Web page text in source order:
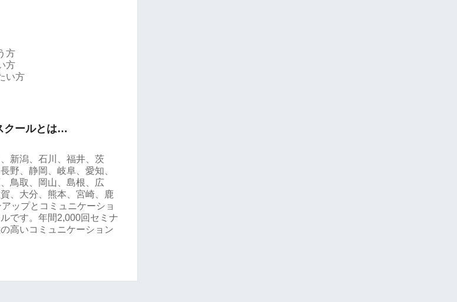
方
方
い方
クールとは…
新潟、石川、福井、茨
野、静岡、岐阜、愛知、
鳥取、岡山、島根、広
、大分、熊本、宮崎、鹿
ップとコミュニケーショ
です。年間2,000回セミナ
高いコミュニケーション